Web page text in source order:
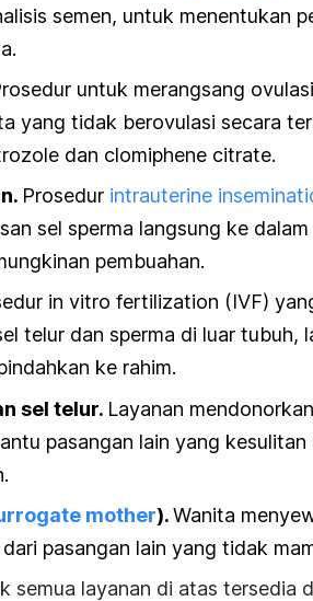
semen, untuk menentukan
untuk merangsang
yang tidak berovulasi secara
dan clomiphene citrate.
Prosedur intrauterine
sel sperma langsung ke
pembuahan.
in vitro fertilization (IVF)
telur dan sperma di luar tubuh,
ke rahim.
sel telur. Layanan
pasangan lain yang kesulitan
mother).Wanita
pasangan lain yang tidak
semua layanan di atas tersedia